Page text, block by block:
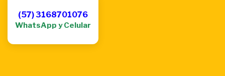
(57) 3168701076
WhatsApp y Celular